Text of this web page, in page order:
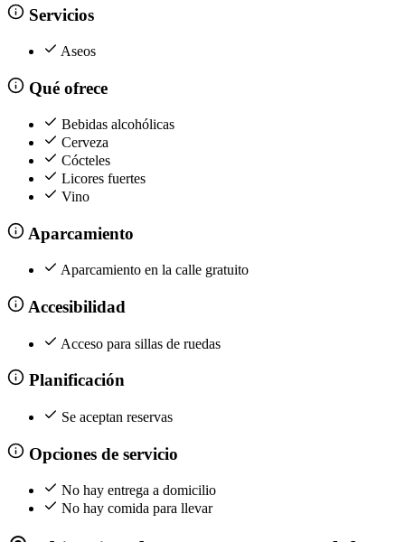
Servicios
Aseos
Qué ofrece
Bebidas alcohólicas
Cerveza
Cócteles
Licores fuertes
Vino
Aparcamiento
Aparcamiento en la calle gratuito
Accesibilidad
Acceso para sillas de ruedas
Planificación
Se aceptan reservas
Opciones de servicio
No hay entrega a domicilio
No hay comida para llevar